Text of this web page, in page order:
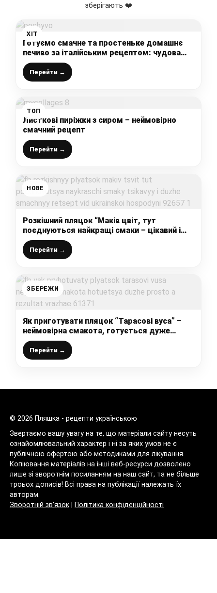
зберігають ❤️
ХІТ
Готуємо смачне та простеньке домашнє
печиво за італійським рецептом: чудова
випічка до чаю
Перейти →
ТОП
Листкові пиріжки з сиром – неймовірно
смачний рецепт
Перейти →
НОВЕ
Розкішний пляцок “Маків цвіт, тут
поєднуються найкращі смаки – цікавий і
дуже смачний рецепт від української
господині
Перейти →
ЗБЕРЕЖИ
Як приготувати пляцок “Тарасові вуса” –
неймовірна смакота, готується дуже
просто, а результат вражає
Перейти →
© 2026 Пляшка - рецепти українською
Звертаємо вашу увагу на те, що матеріали сайту несуть
ознайомлювальний характер і ні за яких умов не є
публічною офертою або методиками для лікування.
Копіювання матеріалів на інші веб-ресурси дозволено
лише зі зворотнім посиланням на наш сайт, та не більше
троьох дописів! Всі права на публікації належать їх
авторам.
Зворотній зв’язок
Політика конфіденційності